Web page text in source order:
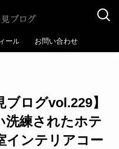
ール お問い合わせ
ブログvol.229】
洗練されたホテ
インテリアコー